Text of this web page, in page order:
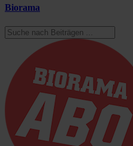
Biorama